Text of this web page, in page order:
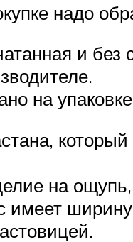
надо
и без
на упаковке
на
имеет